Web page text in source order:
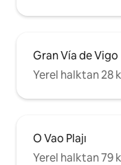
Gran Vía de Vigo
Yerel halktan 28
O Vao Plajı
Yerel halktan 79